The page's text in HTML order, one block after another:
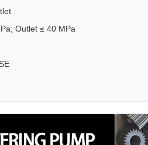
Outlet ≤ 40 MPa